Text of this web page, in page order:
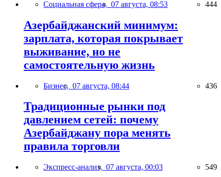
Социальная сфера, 07 августа, 08:53 444
Азербайджанский минимум:
зарплата, которая покрывает
выживание, но не
самостоятельную жизнь
Бизнес, 07 августа, 08:44 436
Традиционные рынки под
давлением сетей: почему
Азербайджану пора менять
правила торговли
Экспресс-анализ, 07 августа, 00:03 549